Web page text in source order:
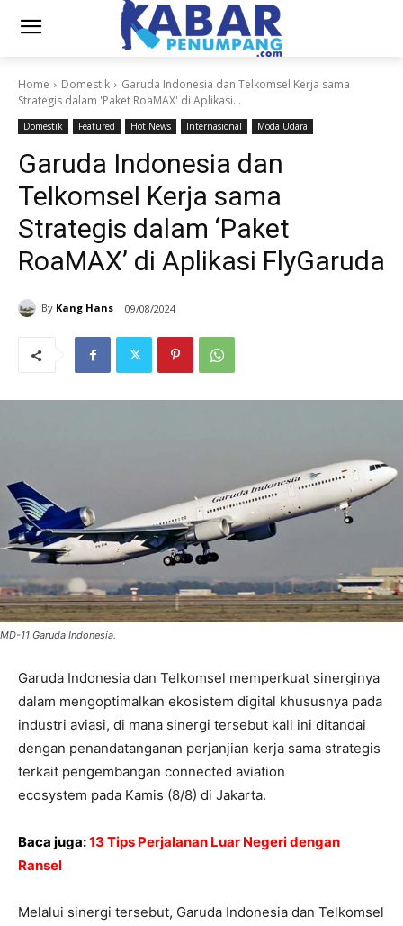
Home Domestik
Garuda Indonesia dan Telkomsel Kerja sama
Strategis dalam 'Paket RoaMAX' di Aplikasi...
Domestik Featured Hot News Internasional Moda Udara
Garuda Indonesia dan
Telkomsel Kerja sama
Strategis dalam ‘Paket
RoaMAX’ di Aplikasi FlyGaruda
By Kang Hans 09/08/2024
MD-11 Garuda Indonesia.
Garuda Indonesia dan Telkomsel memperkuat sinerginya
dalam mengoptimalkan ekosistem digital khususnya pada
industri aviasi, di mana sinergi tersebut kali ini ditandai
dengan penandatanganan perjanjian kerja sama strategis
terkait pengembangan connected aviation
ecosystem pada Kamis (8/8) di Jakarta.
Baca juga:13 Tips Perjalanan Luar Negeri dengan
Ransel
Melalui sinergi tersebut, Garuda Indonesia dan Telkomsel